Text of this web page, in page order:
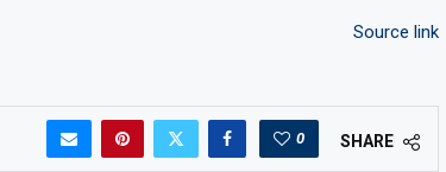
Source link
SHARE
0